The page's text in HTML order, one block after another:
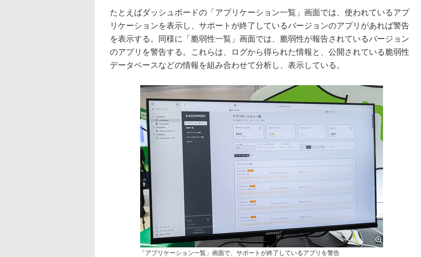
たとえばダッシュボードの「アプリケーション一覧」画面では、使われているアプ
リケーションを表示し、サポートが終了しているバージョンのアプリがあれば警告
を表示する。同様に「脆弱性一覧」画面では、脆弱性が報告されているバージョン
のアプリを警告する。これらは、ログから得られた情報と、公開されている脆弱性
データベースなどの情報を組み合わせて分析し、表示している。
「アプリケーション一覧」画面で、サポートが終了しているアプリを警告